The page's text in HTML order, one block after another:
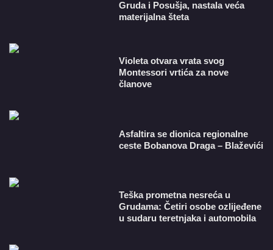
Gruda i Posušja, nastala veća
materijalna šteta
Violeta otvara vrata svog
Montessori vrtića za nove
članove
Asfaltira se dionica regionalne
ceste Bobanova Draga – Blaževići
Teška prometna nesreća u
Grudama: Četiri osobe ozlijeđene
u sudaru teretnjaka i automobila